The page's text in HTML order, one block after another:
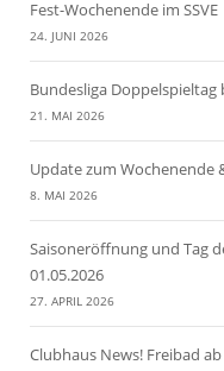
Fest-Wochenende im SSVE
24. JUNI 2026
Bundesliga
21. MAI 2026
Update zum Wochenende
8. MAI 2026
Saisoneröffnung und Tag
01.05.2026
27. APRIL 2026
Clubhaus News! Freibad